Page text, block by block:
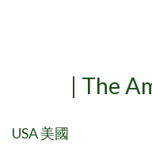
| The
USA 美國